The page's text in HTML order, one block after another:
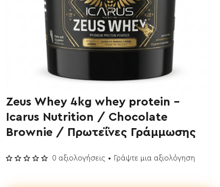
Zeus Whey 4kg whey protein -
Icarus Nutrition / Chocolate
Brownie / Πρωτεΐνες Γράμμωσης
0 αξιολογήσεις • Γράψτε μια αξιολόγηση